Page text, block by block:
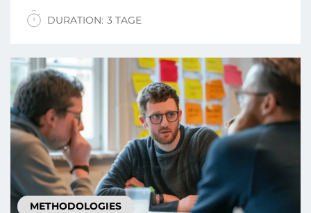
DURATION: 3 TAGE
METHODOLOGIES